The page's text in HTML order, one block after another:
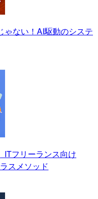
ゃない！AI駆動のシステ
ITフリーランス向け
スメソッド